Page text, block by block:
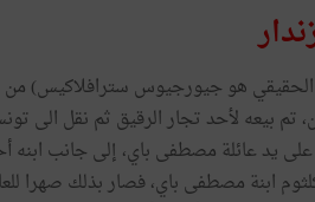
هو جيورجيوس سترافلاكيس) من
تم بيعه لأحد تجار الرقيق ثم نقل
يد عائلة مصطفى باي، إلى جانب ابنه
ابنة مصطفى باي، فصار بذلك صهرا